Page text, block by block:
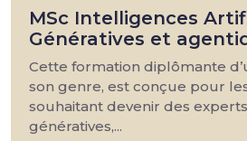
MSc Intelligences
Génératives et
Cette formation diplômante
son genre, est conçue pour
souhaitant devenir des
génératives,...